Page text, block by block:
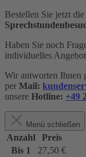
Bestellen Sie jetzt die
Haben Sie noch
individuelles
Wir antworten Ihnen
per Mail:
unsere Hotline: +49
Menü schließen
Anzahl
Preis
Bis 1
27,50 €